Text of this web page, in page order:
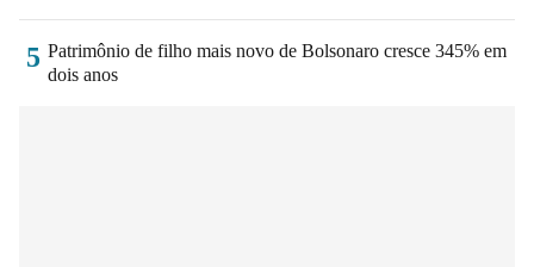
5 Patrimônio de filho mais novo de Bolsonaro cresce 345% em
dois anos